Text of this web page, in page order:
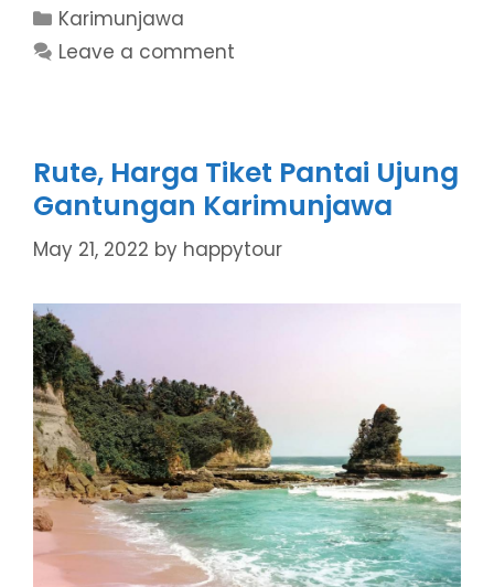
Categories
Karimunjawa
Leave a comment
Rute, Harga Tiket Pantai Ujung
Gantungan Karimunjawa
May 21, 2022 by happytour